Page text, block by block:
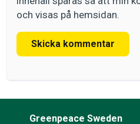
och visas på hemsidan.
Skicka kommentar
Greenpeace Sweden